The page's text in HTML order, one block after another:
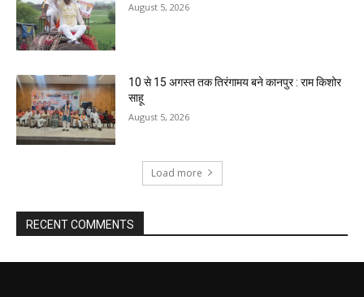
August 5, 2026
10 से 15 अगस्त तक तिरंगामय बने कानपुर : राम किशोर
साहू
August 5, 2026
Load more
RECENT COMMENTS